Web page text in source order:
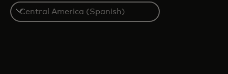
Select
a
country